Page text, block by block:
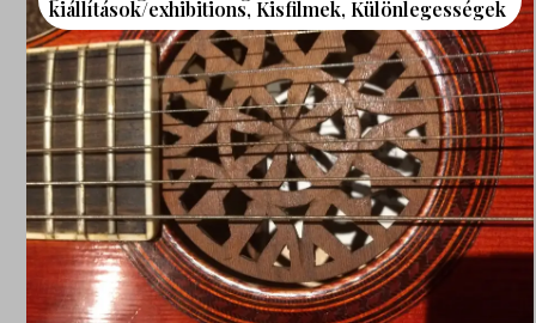
kiállítások/exhibitions, Kisfilmek, Különlegességek